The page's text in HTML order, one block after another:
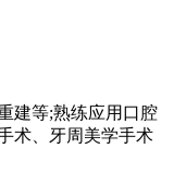
建等;熟练应用口腔
术、牙周美学手术